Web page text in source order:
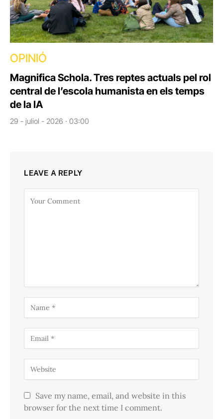
OPINIÓ
Magnifica Schola. Tres reptes actuals pel rol
central de l’escola humanista en els temps
de la IA
29 - juliol - 2026 · 03:00
LEAVE A REPLY
Save my name, email, and website in this
browser for the next time I comment.